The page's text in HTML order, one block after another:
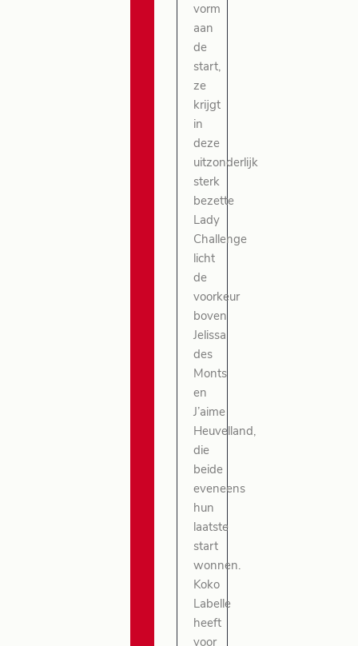
vorm
aan
de
start,
ze
krijgt
in
deze
uitzonderlijk
sterk
bezette
Lady
Challenge
licht
de
voorkeur
boven
Jelissa
des
Monts
en
J’aime
Heuvelland,
die
beide
eveneens
hun
laatste
start
wonnen.
Koko
Labelle
heeft
voor